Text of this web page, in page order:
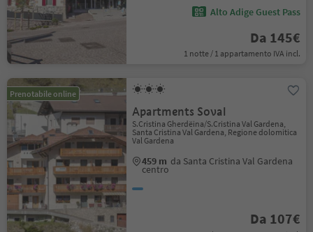
Alto Adige Guest Pass
Da 145€
1 notte / 1 appartamento IVA incl.
Prenotabile online
Apartments Soval
S.Cristina Gherdëina/S.Cristina Val Gardena,
Santa Cristina Val Gardena, Regione dolomitica
Val Gardena
459 m da Santa Cristina Val Gardena
centro
Da 107€